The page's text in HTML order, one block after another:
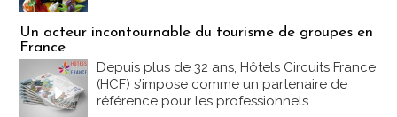
Un acteur incontournable du tourisme de groupes en
France
Depuis plus de 32 ans, Hôtels Circuits France
(HCF) s’impose comme un partenaire de
référence pour les professionnels...